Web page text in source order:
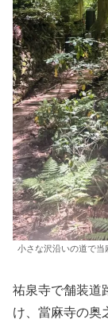
小さな沢沿いの道で当
祐泉寺で舗装道
け、當麻寺の奥